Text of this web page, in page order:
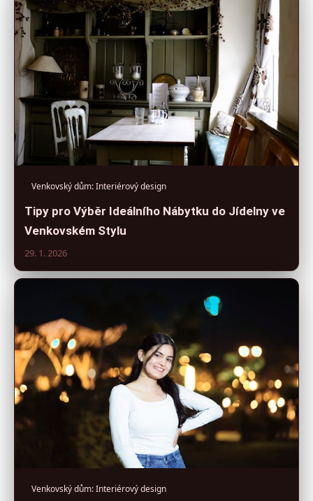
Venkovský dům: Interiérový design
Tipy pro Výběr Ideálního Nábytku do Jídelny ve
Venkovském Stylu
29. 1. 2026
Venkovský dům: Interiérový design